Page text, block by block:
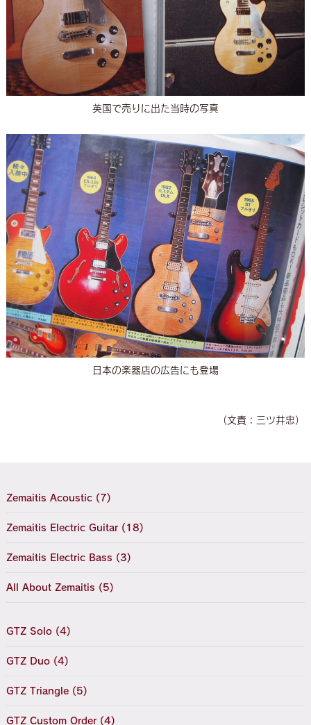
英国で売りに出た当時の写真
日本の楽器店の広告にも登場
（文責：三ツ井忠）
Zemaitis Acoustic (7)
Zemaitis Electric Guitar (18)
Zemaitis Electric Bass (3)
All About Zemaitis (5)
GTZ Solo (4)
GTZ Duo (4)
GTZ Triangle (5)
GTZ Custom Order (4)